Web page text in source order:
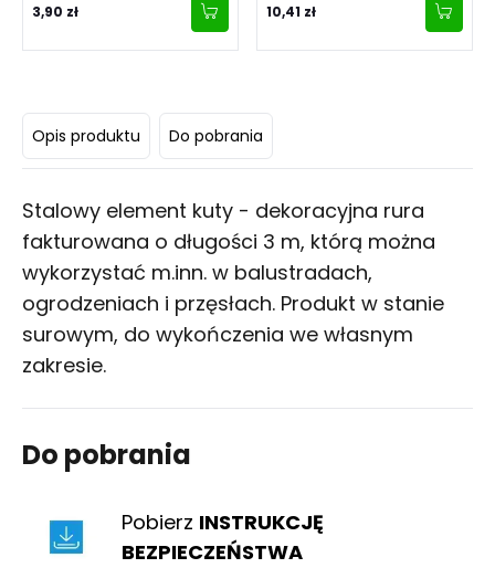
3,90 zł 10,41 zł
Opis produktu Do pobrania
Stalowy element kuty - dekoracyjna rura
fakturowana o długości 3 m, którą można
wykorzystać m.inn. w balustradach,
ogrodzeniach i przęsłach. Produkt w stanie
surowym, do wykończenia we własnym
zakresie.
Do pobrania
Pobierz INSTRUKCJĘ
BEZPIECZEŃSTWA